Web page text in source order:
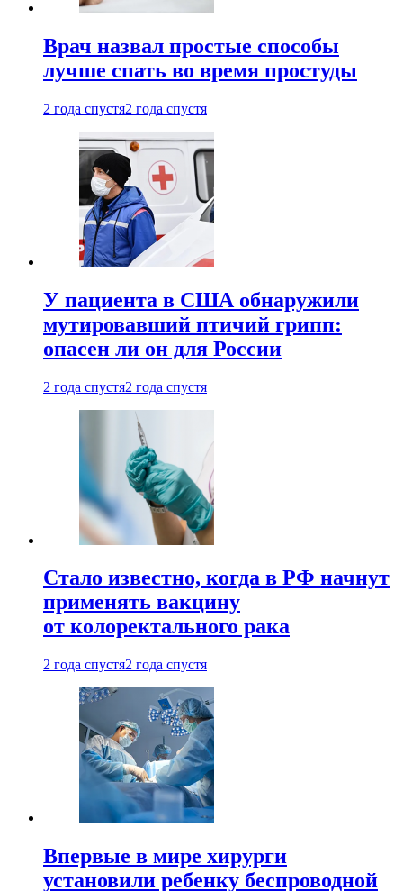
Врач назвал простые способы
лучше спать во время простуды
2 года спустя2 года спустя
У пациента в США обнаружили
мутировавший птичий грипп:
опасен ли он для России
2 года спустя2 года спустя
Стало известно, когда в РФ начнут
применять вакцину
от колоректального рака
2 года спустя2 года спустя
Впервые в мире хирурги
установили ребенку беспроводной